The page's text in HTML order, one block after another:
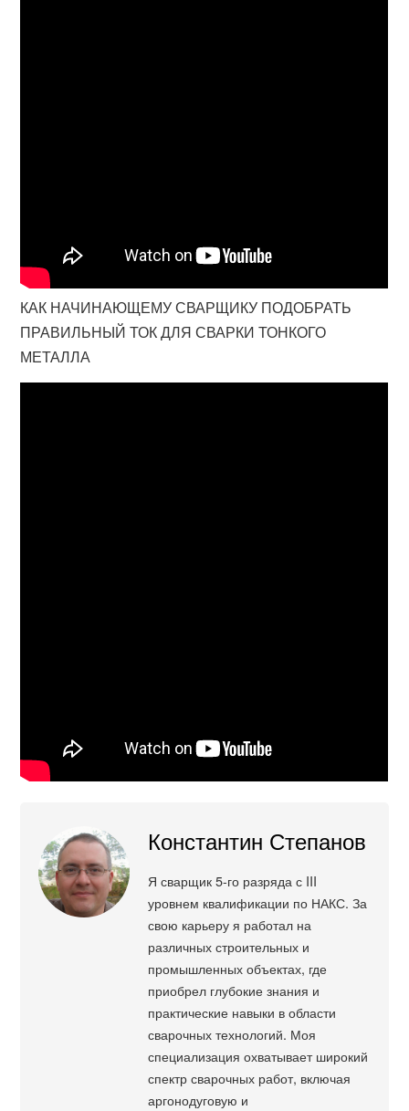
КАК НАЧИНАЮЩЕМУ СВАРЩИКУ ПОДОБРАТЬ
ПРАВИЛЬНЫЙ ТОК ДЛЯ СВАРКИ ТОНКОГО
МЕТАЛЛА
Константин Степанов
Я сварщик 5-го разряда с III
уровнем квалификации по НАКС. За
свою карьеру я работал на
различных строительных и
промышленных объектах, где
приобрел глубокие знания и
практические навыки в области
сварочных технологий. Моя
специализация охватывает широкий
спектр сварочных работ, включая
аргонодуговую и